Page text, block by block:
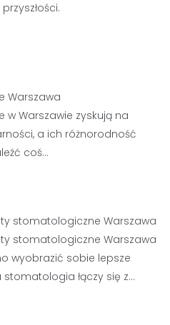
Warszawa
w Warszawie zyskują na
a ich różnorodność
coś…
stomatologiczne Warszawa
stomatologiczne Warszawa
wyobrazić sobie lepsze
łączy się z…